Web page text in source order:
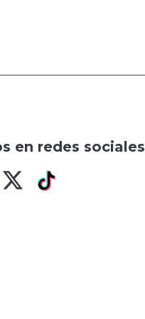
en redes sociales